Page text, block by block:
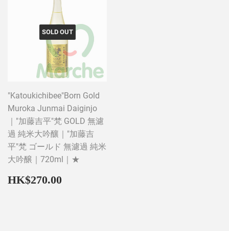
SOLD OUT
"Katoukichibee"Born Gold
Muroka Junmai Daiginjo
｜"加藤吉平"梵 GOLD 無濾
過 純米大吟釀｜"加藤吉
平"梵 ゴールド 無濾過 純米
大吟醸｜720ml｜★
Regular
price
HK$270.00